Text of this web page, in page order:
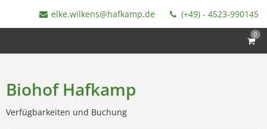
elke.wilkens@hafkamp.de (+49) - 4523-990145
0
Biohof Hafkamp
Verfügbarkeiten und Buchung